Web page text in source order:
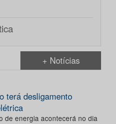
+ Notícias
terá desligamento
de energia acontecerá no dia